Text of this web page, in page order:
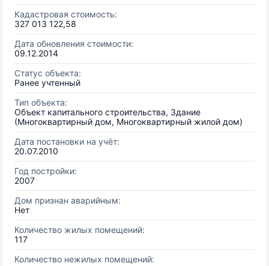
Кадастровая стоимость:
327 013 122,58
Дата обновления стоимости:
09.12.2014
Статус объекта:
Ранее учтенный
Тип объекта:
Объект капитального строительства, Здание
(Многоквартирный дом, Многоквартирный жилой дом)
Дата постановки на учёт:
20.07.2010
Год постройки:
2007
Дом признан аварийным:
Нет
Количество жилых помещений:
117
Количество нежилых помещений: